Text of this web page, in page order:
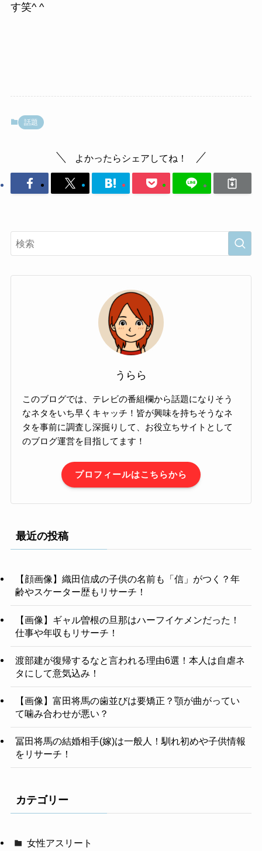
す笑^ ^
話題
よかったらシェアしてね！
うらら
このブログでは、テレビの番組欄から話題になりそう
なネタをいち早くキャッチ！皆が興味を持ちそうなネ
タを事前に調査し深掘りして、お役立ちサイトとして
のブログ運営を目指してます！
プロフィールはこちらから
最近の投稿
【顔画像】織田信成の子供の名前も「信」がつく？年
齢やスケーター歴もリサーチ！
【画像】ギャル曽根の旦那はハーフイケメンだった！
仕事や年収もリサーチ！
渡部建が復帰するなと言われる理由6選！本人は自虐ネ
タにして意気込み！
【画像】富田将馬の歯並びは要矯正？顎が曲がってい
て噛み合わせが悪い？
冨田将馬の結婚相手(嫁)は一般人！馴れ初めや子供情報
をリサーチ！
カテゴリー
女性アスリート